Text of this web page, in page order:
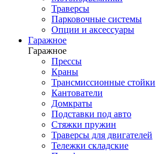
Траверсы
Парковочные системы
Опции и аксессуары
Гаражное
Гаражное
Прессы
Краны
Трансмиссионные стойки
Кантователи
Домкраты
Подставки под авто
Стяжки пружин
Траверсы для двигателей
Тележки складские